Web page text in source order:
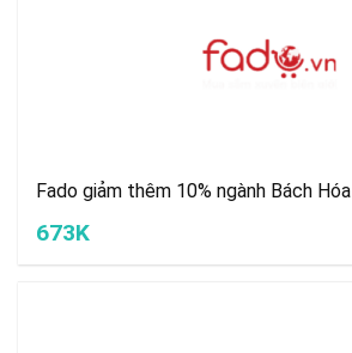
Fado giảm thêm 10% ngành Bách Hóa
673K